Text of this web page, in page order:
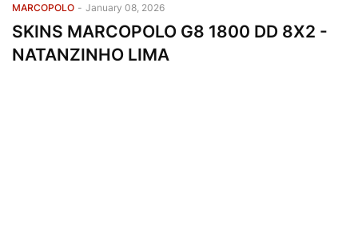
MARCOPOLO - January 08, 2026
SKINS MARCOPOLO G8 1800 DD 8X2 -
NATANZINHO LIMA